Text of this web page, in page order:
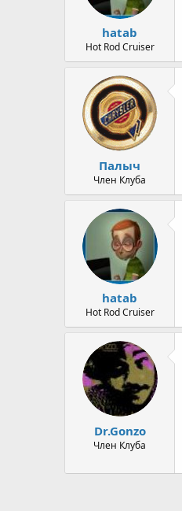
hatab
Hot Rod Cruiser
Палыч
Член Клуба
hatab
Hot Rod Cruiser
Dr.Gonzo
Член Клуба